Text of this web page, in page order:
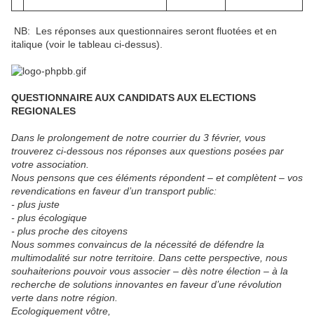
NB: Les réponses aux questionnaires seront fluotées et en
italique (voir le tableau ci-dessus).
QUESTIONNAIRE AUX CANDIDATS AUX ELECTIONS
REGIONALES
Dans le prolongement de notre courrier du 3 février, vous
trouverez ci-dessous nos réponses aux questions posées par
votre association.
Nous pensons que ces éléments répondent – et complètent – vos
revendications en faveur d’un transport public:
- plus juste
- plus écologique
- plus proche des citoyens
Nous sommes convaincus de la nécessité de défendre la
multimodalité sur notre territoire. Dans cette perspective, nous
souhaiterions pouvoir vous associer – dès notre élection – à la
recherche de solutions innovantes en faveur d’une révolution
verte dans notre région.
Ecologiquement vôtre,